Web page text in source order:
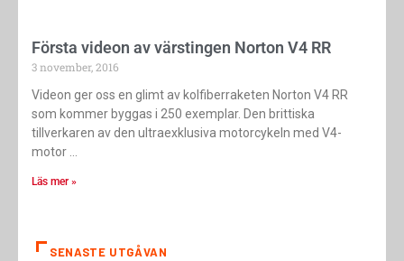
Första videon av värstingen Norton V4 RR
3 november, 2016
Videon ger oss en glimt av kolfiberraketen Norton V4 RR
som kommer byggas i 250 exemplar. Den brittiska
tillverkaren av den ultraexklusiva motorcykeln med V4-
motor
Läs mer »
SENASTE UTGÅVAN